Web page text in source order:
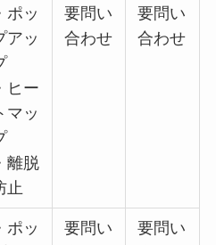
ポッ
アッ
ヒー
マッ
離脱
止
要問い
合わせ
要問い
合わせ
ポッ
要問い
要問い